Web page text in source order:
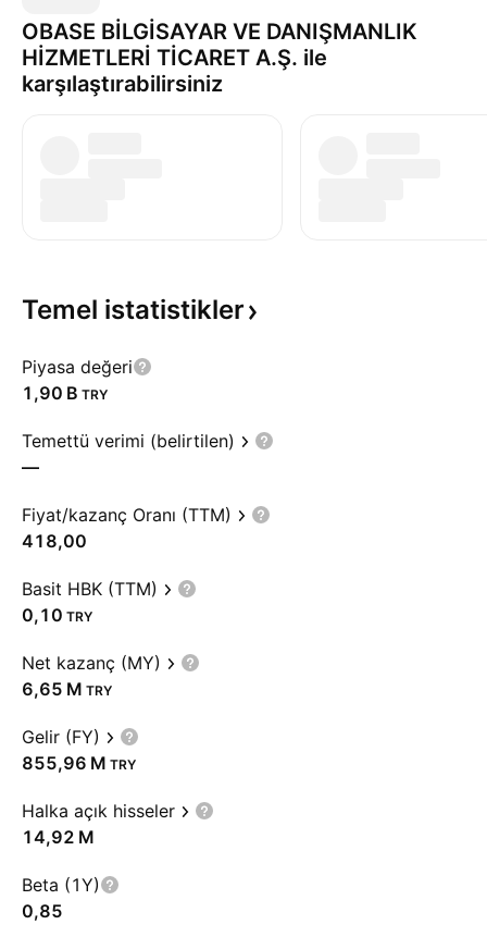
OBASE BİLGİSAYAR VE DANIŞMANLIK
HİZMETLERİ TİCARET A.Ş. ile
karşılaştırabilirsiniz
Temel istatistikler
Piyasa değeri
‪1,90 B‬ TRY
Temettü verimi (belirtilen)
—
Fiyat/kazanç Oranı (TTM)
418,00
Basit HBK (TTM)
0,10 TRY
Net kazanç (MY)
‪6,65 M‬ TRY
Gelir (FY)
‪855,96 M‬ TRY
Halka açık hisseler
‪14,92 M‬
Beta (1Y)
0,85